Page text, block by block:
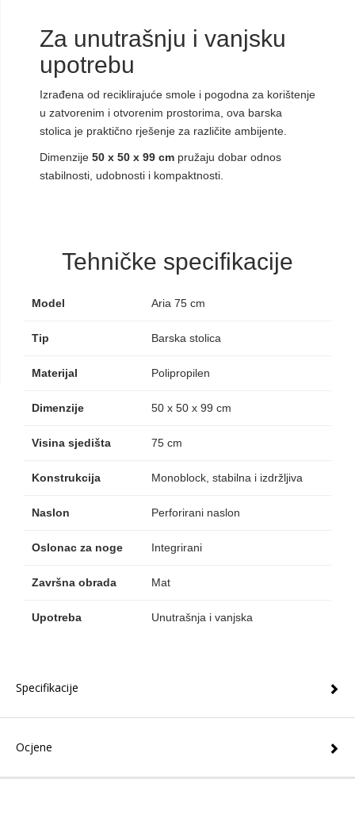
Za unutrašnju i vanjsku
upotrebu
Izrađena od reciklirajuće smole i pogodna za korištenje
u zatvorenim i otvorenim prostorima, ova barska
stolica je praktično rješenje za različite ambijente.
Dimenzije 50 x 50 x 99 cm pružaju dobar odnos
stabilnosti, udobnosti i kompaktnosti.
Tehničke specifikacije
Model Aria 75 cm
Tip Barska stolica
Materijal Polipropilen
Dimenzije 50 x 50 x 99 cm
Visina sjedišta 75 cm
Konstrukcija Monoblock, stabilna i izdržljiva
Naslon Perforirani naslon
Oslonac za noge Integrirani
Završna obrada Mat
Upotreba Unutrašnja i vanjska
Specifikacije
Ocjene